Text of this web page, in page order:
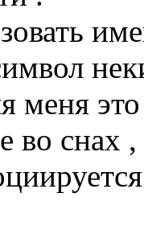
меня
во снах